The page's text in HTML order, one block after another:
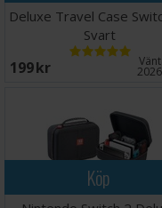
Deluxe Travel Case
Svart
199 SEK
Köp